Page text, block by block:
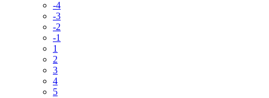
-4
-3
-2
-1
1
2
3
4
5